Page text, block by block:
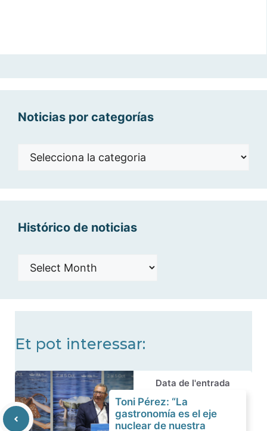
Noticias por categorías
Noticias
Histórico de noticias
Histórico
Et pot interessar:
Data de l'entrada
Toni Pérez: “La
gastronomía es el eje
nuclear de nuestra